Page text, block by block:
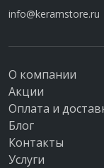
info@keramstore.ru
О компании
Акции
Оплата и
Блог
Контакты
Услуги